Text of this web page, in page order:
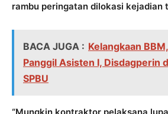
rambu peringatan dilokasi kejadian
BACA JUGA : Kelangkaan
Panggil Asisten I, Disdagperin
SPBU